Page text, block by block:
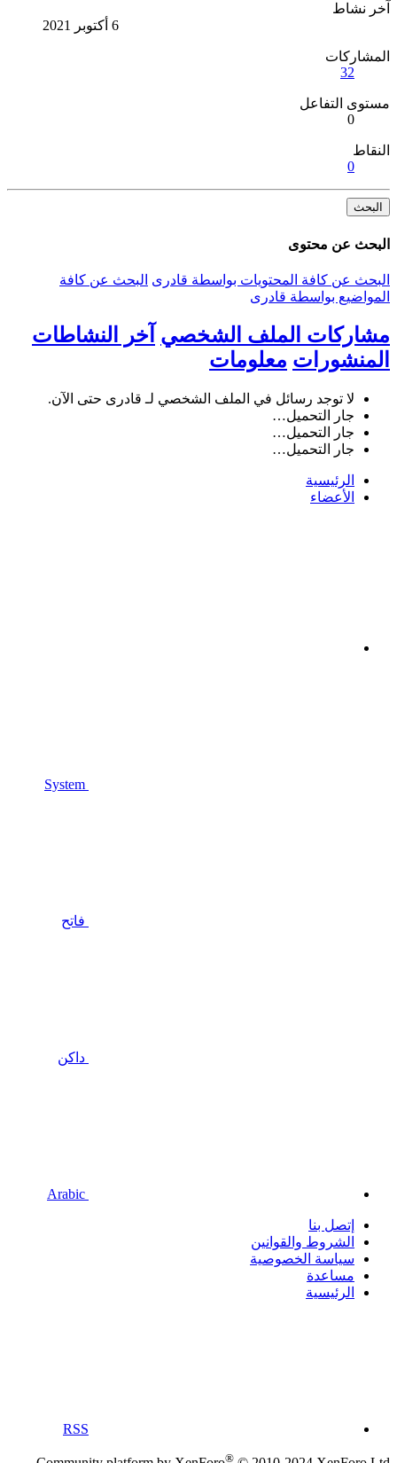
آخر نشاط
6 أكتوبر 2021
المشاركات
32
مستوى التفاعل
0
النقاط
0
البحث
البحث عن محتوى
البحث عن كافة المحتويات بواسطة قادرى البحث عن كافة
المواضيع بواسطة قادرى
مشاركات الملف الشخصي آخر النشاطات
المنشورات معلومات
لا توجد رسائل في الملف الشخصي لـ قادرى حتى الآن.
جار التحميل…
جار التحميل…
جار التحميل…
الرئيسية
الأعضاء
فاتح
داكن
إتصل بنا
الشروط والقوانين
سياسة الخصوصية
مساعدة
الرئيسية
RSS
®